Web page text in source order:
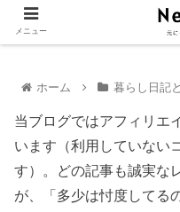
ホーム 暮らし日記
当ブログではアフィリエ
います（利用していない
す）。どの記事も誠実な
が、「多少は忖度してる
メニュー